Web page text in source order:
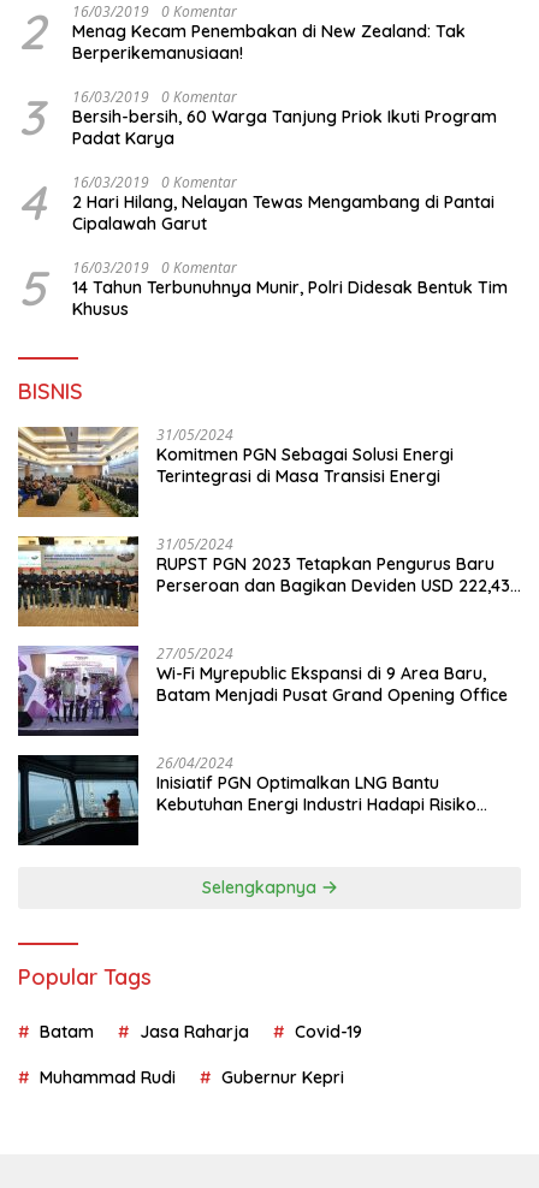
2 16/03/2019 0 Komentar
Menag Kecam Penembakan di New Zealand: Tak
Berperikemanusiaan!
3 16/03/2019 0 Komentar
Bersih-bersih, 60 Warga Tanjung Priok Ikuti Program
Padat Karya
4 16/03/2019 0 Komentar
2 Hari Hilang, Nelayan Tewas Mengambang di Pantai
Cipalawah Garut
5 16/03/2019 0 Komentar
14 Tahun Terbunuhnya Munir, Polri Didesak Bentuk Tim
Khusus
BISNIS
31/05/2024
Komitmen PGN Sebagai Solusi Energi
Terintegrasi di Masa Transisi Energi
31/05/2024
RUPST PGN 2023 Tetapkan Pengurus Baru
Perseroan dan Bagikan Deviden USD 222,43
27/05/2024
Wi-Fi Myrepublic Ekspansi di 9 Area Baru,
Batam Menjadi Pusat Grand Opening Office
26/04/2024
Inisiatif PGN Optimalkan LNG Bantu
Kebutuhan Energi Industri Hadapi Risiko
Selengkapnya
Popular Tags
Batam Jasa Raharja Covid-19
Muhammad Rudi Gubernur Kepri